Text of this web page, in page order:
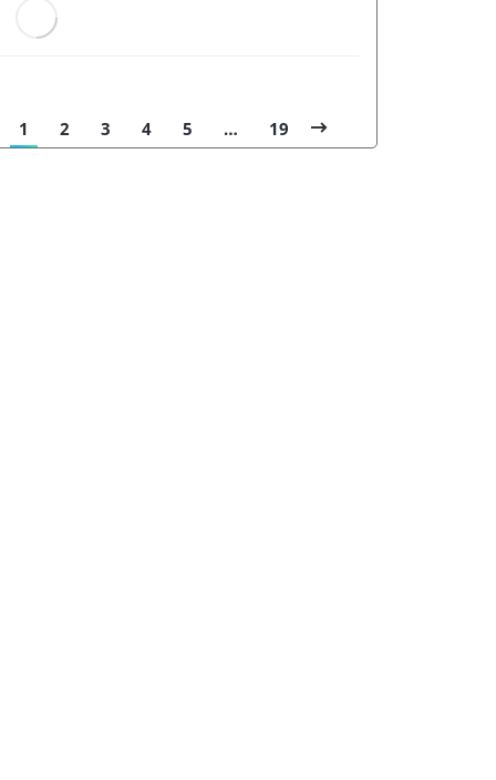
1 2 3 4 5 … 19